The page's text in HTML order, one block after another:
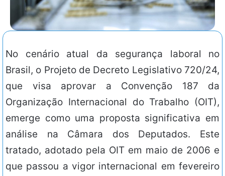
No cenário atual da segurança laboral no
Brasil, o Projeto de Decreto Legislativo 720/24,
que visa aprovar a Convenção 187 da
Organização Internacional do Trabalho (OIT),
emerge como uma proposta significativa em
análise na Câmara dos Deputados. Este
tratado, adotado pela OIT em maio de 2006 e
que passou a vigor internacional em fevereiro